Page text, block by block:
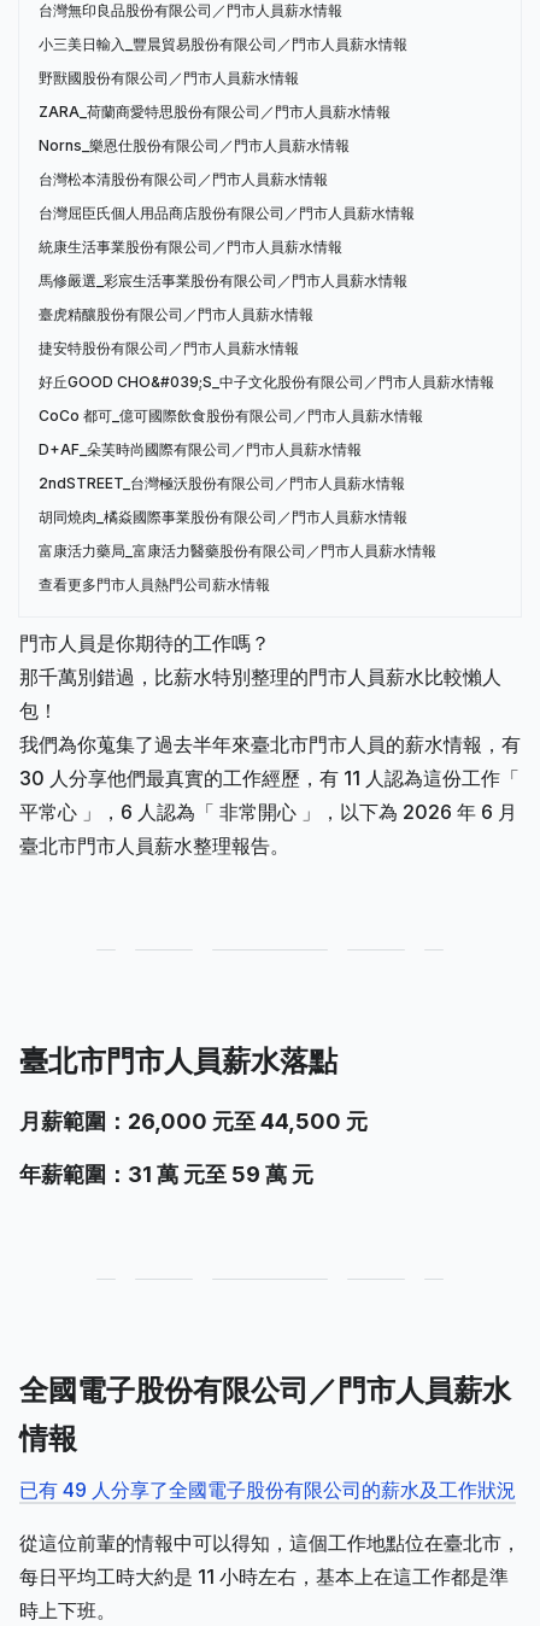
台灣無印良品股份有限公司／門市人員薪水情報
小三美日輸入_豐晨貿易股份有限公司／門市人員薪水情報
野獸國股份有限公司／門市人員薪水情報
ZARA_荷蘭商愛特思股份有限公司／門市人員薪水情報
Norns_樂恩仕股份有限公司／門市人員薪水情報
台灣松本清股份有限公司／門市人員薪水情報
台灣屈臣氏個人用品商店股份有限公司／門市人員薪水情報
統康生活事業股份有限公司／門市人員薪水情報
馬修嚴選_彩宸生活事業股份有限公司／門市人員薪水情報
臺虎精釀股份有限公司／門市人員薪水情報
捷安特股份有限公司／門市人員薪水情報
好丘GOOD CHO&#039;S_中子文化股份有限公司／門市人員薪水情報
CoCo 都可_億可國際飲食股份有限公司／門市人員薪水情報
D+AF_朵芙時尚國際有限公司／門市人員薪水情報
2ndSTREET_台灣極沃股份有限公司／門市人員薪水情報
胡同燒肉_橘焱國際事業股份有限公司／門市人員薪水情報
富康活力藥局_富康活力醫藥股份有限公司／門市人員薪水情報
查看更多門市人員熱門公司薪水情報
門市人員是你期待的工作嗎？
那千萬別錯過，比薪水特別整理的門市人員薪水比較懶人
包！
我們為你蒐集了過去半年來臺北市門市人員的薪水情報，有
30 人分享他們最真實的工作經歷，有 11 人認為這份工作「
平常心 」，6 人認為「 非常開心 」，以下為 2026 年 6 月
臺北市門市人員薪水整理報告。
臺北市門市人員薪水落點
月薪範圍：26,000 元至 44,500 元
年薪範圍：31 萬 元至 59 萬 元
全國電子股份有限公司／門市人員薪水
情報
已有 49 人分享了全國電子股份有限公司的薪水及工作狀況
從這位前輩的情報中可以得知，這個工作地點位在臺北市，
每日平均工時大約是 11 小時左右，基本上在這工作都是準
時上下班。